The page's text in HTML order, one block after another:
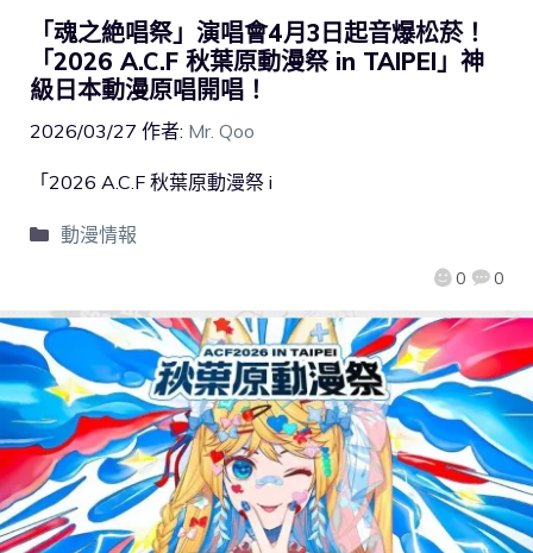
「魂之絶唱祭」演唱會4月3日起音爆松菸！
「2026 A.C.F 秋葉原動漫祭 in TAIPEI」神
級日本動漫原唱開唱！
2026/03/27 作者: Mr. Qoo
0 0
「2026 A.C.F 秋葉原動漫祭 i
動漫情報